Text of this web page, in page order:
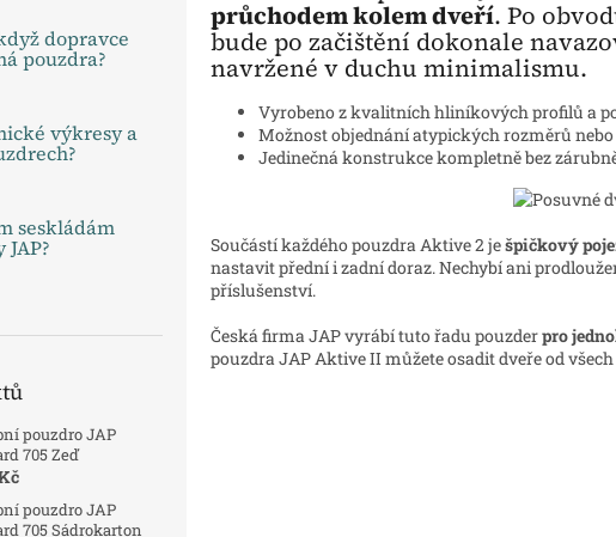
dopravce
pouzdra?
výkresy a
seskládám
pouzdro JAP
705 Zeď
pouzdro JAP
705 Sádrokarton
průchodem kolem dveří. Po
bude po začištění dokonale
navržené v duchu minimalismu.
Vyrobeno z kvalitních hliníkových profilů a
Možnost objednání atypických rozměrů
Jedinečná konstrukce kompletně bez
Součástí každého pouzdra Aktive 2 ješpičkový
nastavit přední i zadní doraz. Nechybí ani
příslušenství.
Česká firma JAP vyrábí tuto řadu pouzderpro
pouzdra JAP Aktive II můžete osadit dveře od